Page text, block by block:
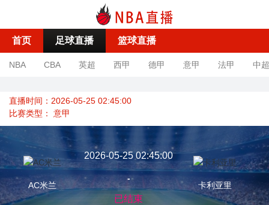
首页 足球直播 篮球直播
NBA CBA 英超 西甲 德甲 意甲 法甲 中超
直播时间：2026-05-25 02:45:00
比赛类型： 意甲
AC米兰
2026-05-25 02:45:00
-
已结束
卡利亚里